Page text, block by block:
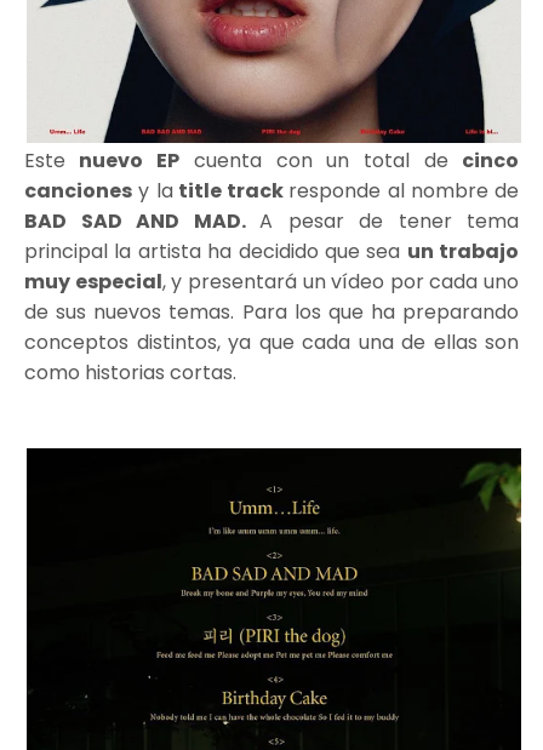
Este nuevo EPcuenta con un total de cinco
canciones y latitle track responde al nombre de
BAD SAD AND MAD. A pesar de tener tema
principal la artista ha decidido que sea un trabajo
muy especial, y presentará un vídeo por cada uno
de sus nuevos temas. Para los que ha preparando
conceptos distintos, ya que cada una de ellas son
como historias cortas.